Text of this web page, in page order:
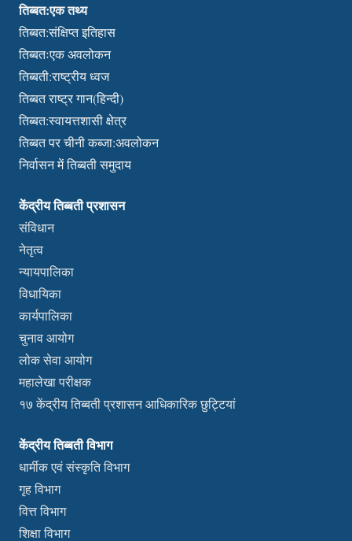
तिब्बत:एक तथ्य
तिब्बत:संक्षिप्त इतिहास
तिब्बतःएक अवलोकन
तिब्बती:राष्ट्रीय ध्वज
तिब्बत राष्ट्र गान(हिन्दी)
तिब्बत:स्वायत्तशासी क्षेत्र
तिब्बत पर चीनी कब्जा:अवलोकन
निर्वासन में तिब्बती समुदाय
केंद्रीय तिब्बती प्रशासन
संविधान
नेतृत्व
न्यायपालिका
विधायिका
कार्यपालिका
चुनाव आयोग
लोक सेवा आयोग
महालेखा परीक्षक
१७ केंद्रीय तिब्बती प्रशासन आधिकारिक छुट्टियां
केंद्रीय तिब्बती विभाग
धार्मीक एवं संस्कृति विभाग
गृह विभाग
वित्त विभाग
शिक्षा विभाग